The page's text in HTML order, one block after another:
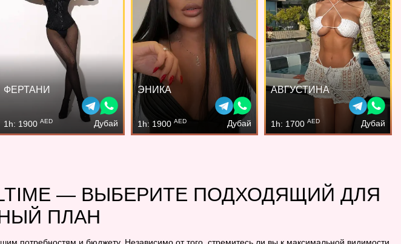
ФЕРТАНИ
1h: 1900 AED Дубай
ЭНИКА
1h: 1900 AED Дубай
АВГУСТИНА
1h: 1700AED Дубай
— ВЫБЕРИТЕ ПОДХОДЯЩИЙ ДЛЯ
ПЛАН
потребностям и бюджету. Независимо от того, стремитесь ли вы к максимальной видимости